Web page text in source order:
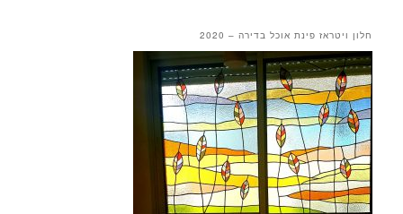
חלון ויטראז פינת אוכל בדירה – 2020